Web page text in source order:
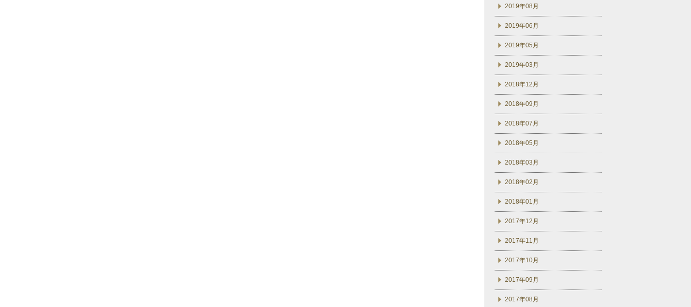
2019年08月
2019年06月
2019年05月
2019年03月
2018年12月
2018年09月
2018年07月
2018年05月
2018年03月
2018年02月
2018年01月
2017年12月
2017年11月
2017年10月
2017年09月
2017年08月